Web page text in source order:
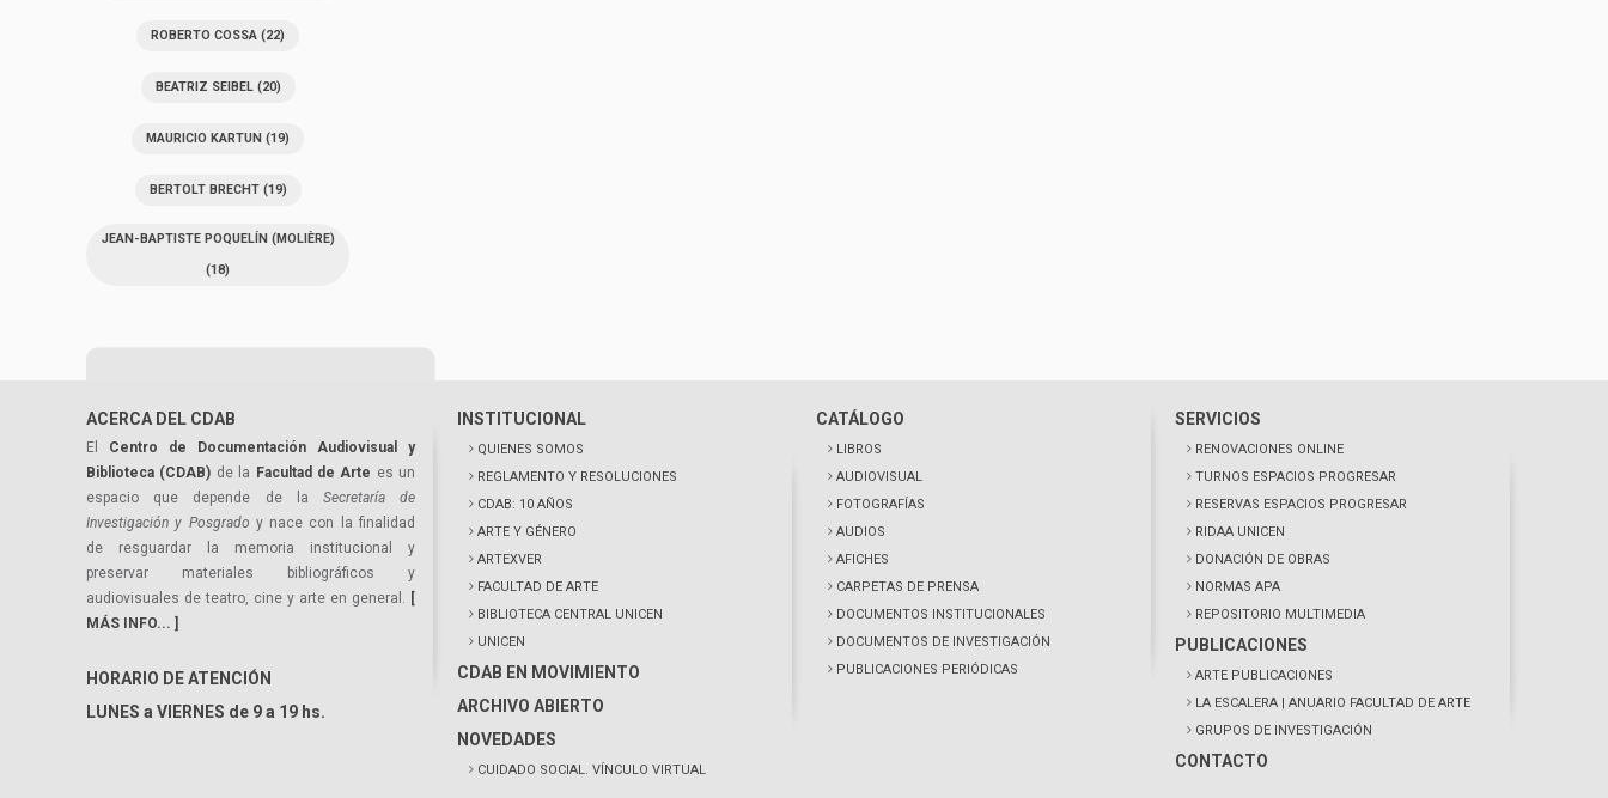
ROBERTO COSSA (22)
BEATRIZ SEIBEL(20)
MAURICIO KARTUN (19)
BERTOLT BRECHT(19)
JEAN-BAPTISTE POQUELÍN (MOLIÈRE)
(18)
ACERCA DEL CDAB
El Centro de Documentación Audiovisual y
Biblioteca (CDAB) de la Facultad de Arte es un
espacio que depende de la Secretaría de
Investigación y Posgrado y nace con la finalidad
de resguardar la memoria institucional y
preservar materiales bibliográficos y
audiovisuales de teatro, cine y arte en general. [
MÁS INFO... ]
HORARIO DE ATENCIÓN
LUNES a VIERNES de 9 a 19 hs.
INSTITUCIONAL
QUIENES SOMOS
REGLAMENTO Y RESOLUCIONES
CDAB: 10 AÑOS
ARTE Y GÉNERO
ARTEXVER
FACULTAD DE ARTE
BIBLIOTECA CENTRAL UNICEN
UNICEN
CDAB EN MOVIMIENTO
ARCHIVO ABIERTO
NOVEDADES
CUIDADO SOCIAL. VÍNCULO VIRTUAL
CATÁLOGO
LIBROS
AUDIOVISUAL
FOTOGRAFÍAS
AUDIOS
AFICHES
CARPETAS DE PRENSA
DOCUMENTOS INSTITUCIONALES
DOCUMENTOS DE INVESTIGACIÓN
PUBLICACIONES PERIÓDICAS
SERVICIOS
RENOVACIONES ONLINE
TURNOS ESPACIOS PROGRESAR
RESERVAS ESPACIOS PROGRESAR
RIDAA UNICEN
DONACIÓN DE OBRAS
NORMAS APA
REPOSITORIO MULTIMEDIA
PUBLICACIONES
ARTE PUBLICACIONES
LA ESCALERA | ANUARIO FACULTAD DE ARTE
GRUPOS DE INVESTIGACIÓN
CONTACTO